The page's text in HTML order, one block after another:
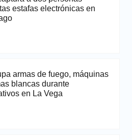
estafas electrónicas en
armas de fuego, máquinas
blancas durante
en La Vega